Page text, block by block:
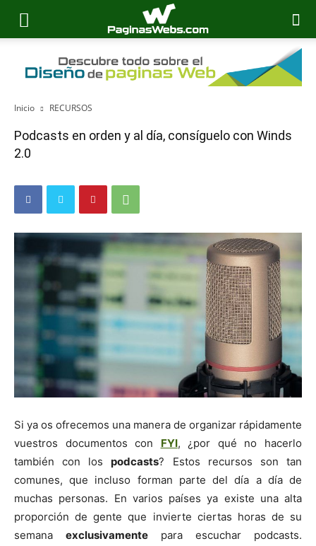
Inicio RECURSOS
Podcasts en orden y al día, consíguelo con Winds
2.0
Si ya os ofrecemos una manera de organizar rápidamente
vuestros documentos con FYI, ¿por qué no hacerlo
también con lospodcasts? Estos recursos son tan
comunes, que incluso forman parte del día a día de
muchas personas. En varios países ya existe una alta
proporción de gente que invierte ciertas horas de su
semana exclusivamente para escuchar podcasts.